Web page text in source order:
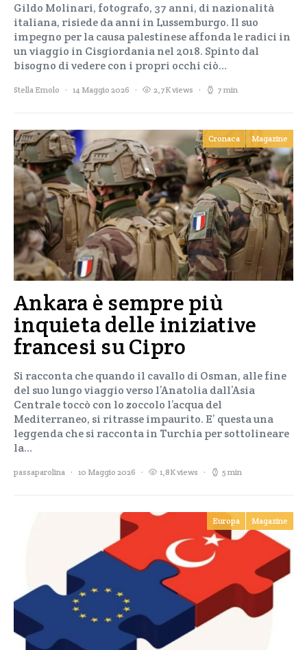
Gildo Molinari, fotografo, 37 anni, di nazionalità
italiana, risiede da anni in Lussemburgo. Il suo
impegno per la causa palestinese affonda le radici in
un viaggio in Cisgiordania nel 2018. Spinto dal
bisogno di vedere con i propri occhi ciò…
Stella Emolo 14 Maggio 2026 2,7K views 7 min
Cronaca Magazine
Ankara è sempre più
inquieta delle iniziative
francesi su Cipro
Si racconta che quando il cavallo di Osman, alle fine
del suo lungo viaggio verso l’Anatolia dall’Asia
Centrale toccò con lo zoccolo l’acqua del
Mediterraneo, si ritrasse impaurito. E’ questa una
leggenda che si racconta in Turchia per sottolineare
la…
passaparolina 10 Maggio 2026 1,8K views 5 min
Europa Magazine